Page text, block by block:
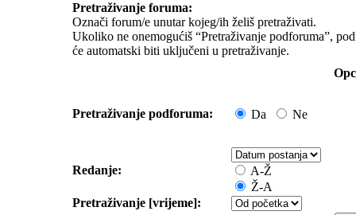
Pretraživanje foruma:
Označi forum/e unutar kojeg/ih želiš pretraživati.
Ukoliko ne onemogućiš “Pretraživanje podforuma”,
će automatski biti uključeni u pretraživanje.
Pretraživanje podforuma: Da Ne
Redanje:
A-Ž
Ž-A
Pretraživanje [vrijeme]: